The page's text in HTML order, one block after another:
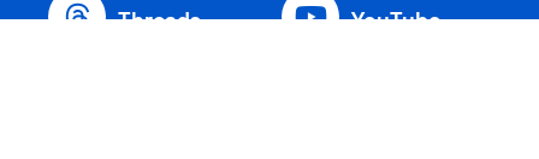
Threads YouTube